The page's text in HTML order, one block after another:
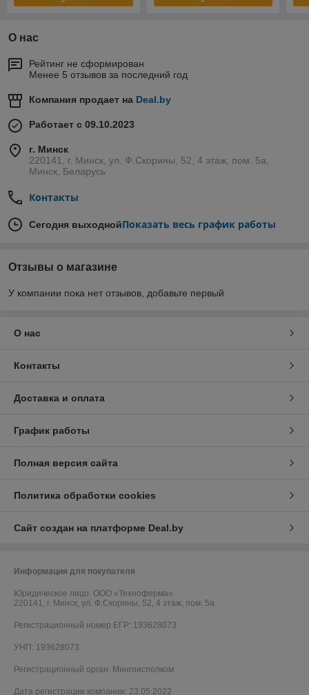
О нас
Рейтинг не сформирован
Менее 5 отзывов за последний год
Компания продает на Deal.by
Работает с 09.10.2023
г. Минск
220141, г. Минск, ул. Ф.Скорины, 52, 4 этаж, пом. 5а,
Минск, Беларусь
Контакты
Сегодня выходнойПоказать весь график работы
Отзывы о магазине
У компании пока нет отзывов, добавьте первый
О нас
Контакты
Доставка и оплата
График работы
Полная версия сайта
Политика обработки cookies
Сайт создан на платформе Deal.by
Информация для покупателя
Юридическое лицо: ООО «Техноферма»
220141, г. Минск, ул. Ф.Скорины, 52, 4 этаж, пом. 5а
Регистрационный номер ЕГР: 193628073
УНП: 193628073
Регистрационный орган: Мингоисполком
Дата регистрации компании: 23.05.2022